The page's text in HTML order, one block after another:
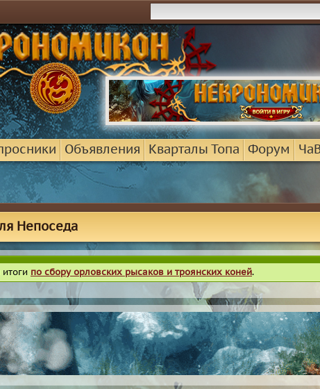
Объявления Кварталы Топа Форум
Непоседа
по сбору орловских рысаков и троянских коней.